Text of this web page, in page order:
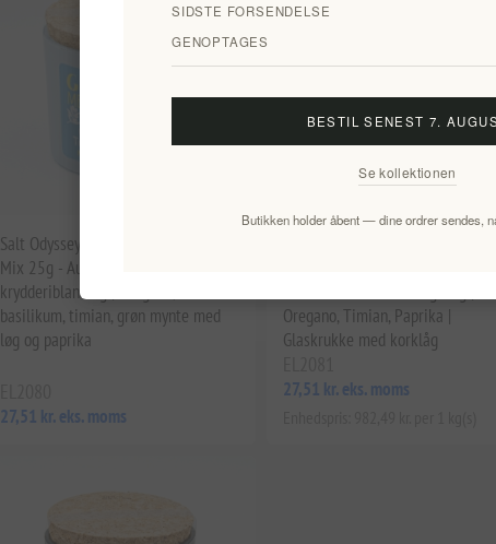
Salt Odyssey Græsk Salat Traditionel
Mix 25g - Autentisk urte- og
krydderiblanding | Oregano,
basilikum, timian, grøn mynte med
løg og paprika
27,51 kr. eks. moms
Oregano, Timian, Paprika |
Glaskrukke med korklåg
27,51 kr. eks. moms
SIDSTE FORSENDELSE
GENOPTAGES
BESTIL SENEST 7.
Se kollektionen
Butikken holder åbent — dine ordrer sendes,